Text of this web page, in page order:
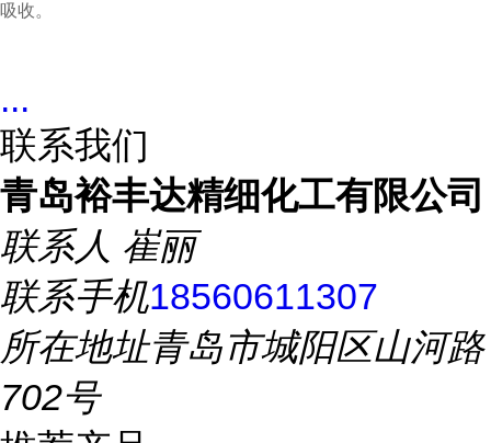
吸收。
...
联系我们
青岛裕丰达精细化工有限公司
联系人 崔丽
联系手机18560611307
所在地址青岛市城阳区山河路
702号